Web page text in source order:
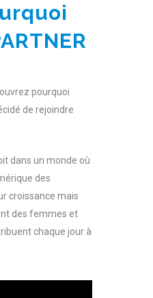
pourquoi
de rejoindre
dans un monde où
des
croissance mais
des femmes et
chaque jour à